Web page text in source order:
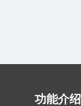
功能介绍